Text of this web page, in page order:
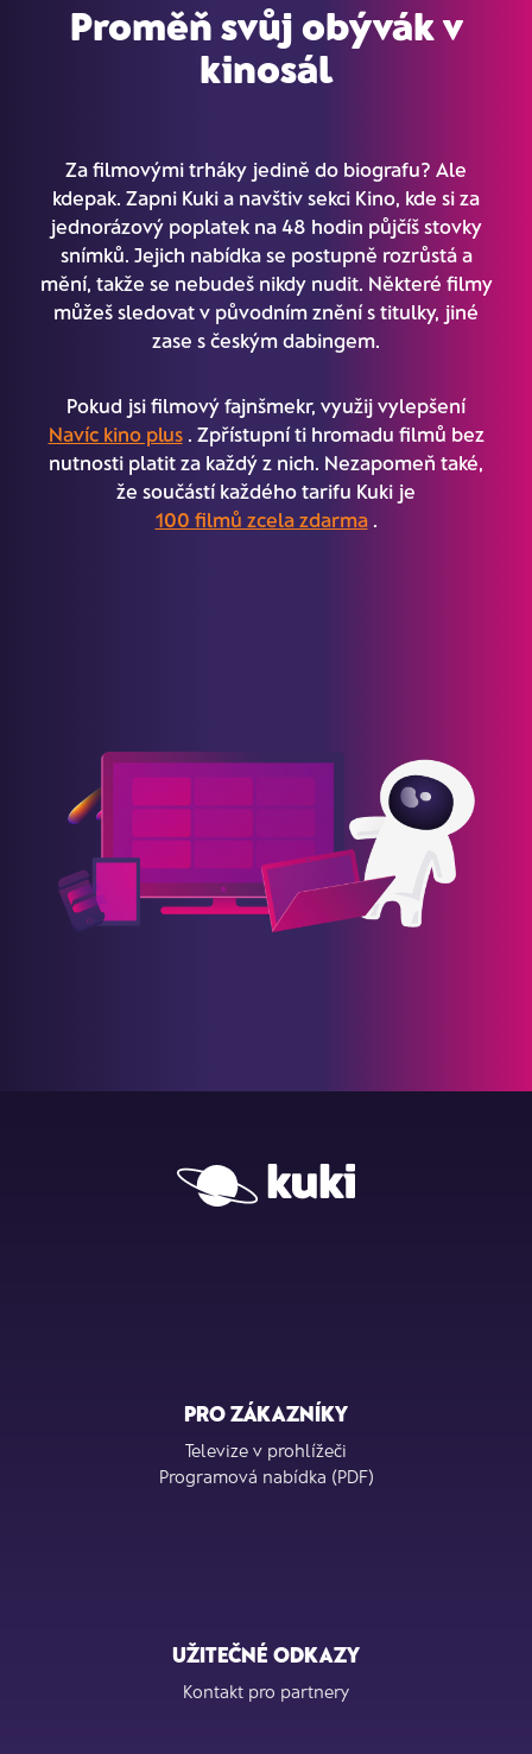
Proměň svůj obývák v
kinosál
Za filmovými trháky jedině do biografu? Ale
kdepak. Zapni Kuki a navštiv sekci Kino, kde si za
jednorázový poplatek na 48 hodin půjčíš stovky
snímků. Jejich nabídka se postupně rozrůstá a
mění, takže se nebudeš nikdy nudit. Některé filmy
můžeš sledovat v původním znění s titulky, jiné
zase s českým dabingem.
Pokud jsi filmový fajnšmekr, využij vylepšení
Navíc kino plus . Zpřístupní ti hromadu filmů bez
nutnosti platit za každý z nich. Nezapomeň také,
že součástí každého tarifu Kuki je
100 filmů zcela zdarma .
PRO ZÁKAZNÍKY
Televize v prohlížeči
Programová nabídka (PDF)
UŽITEČNÉ ODKAZY
Kontakt pro partnery